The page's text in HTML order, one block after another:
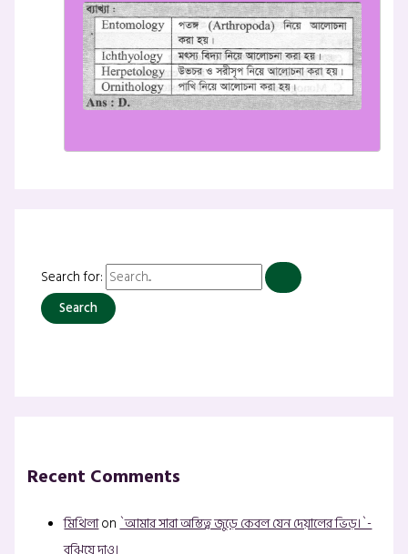
Search for:
Recent Comments
মিথিলাon`আমার সারা অস্তিত্ব জুড়ে কেবল যেন দেয়ালের ভিড়।`-
বুঝিয়ে দাও।